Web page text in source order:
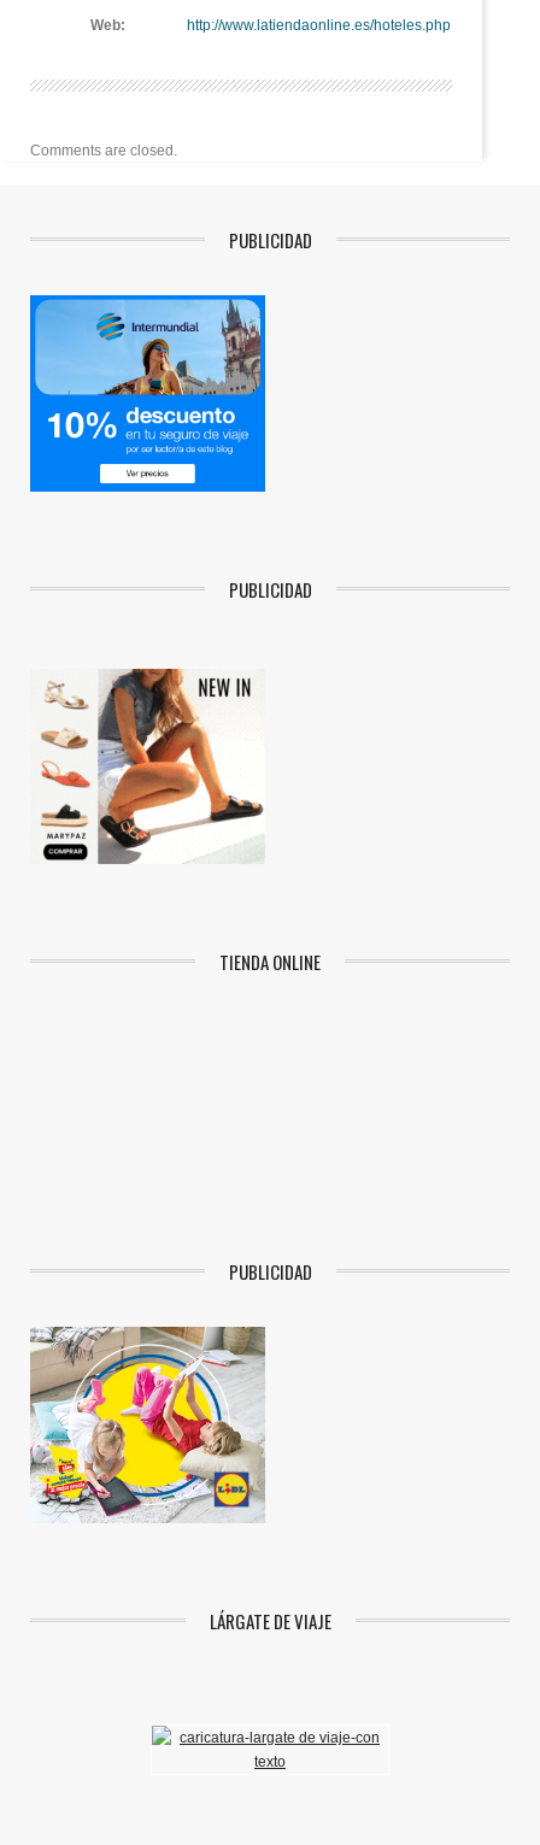
Web: http://www.latiendaonline.es/hoteles.php
Comments are closed.
PUBLICIDAD
PUBLICIDAD
TIENDA ONLINE
PUBLICIDAD
LÁRGATE DE VIAJE